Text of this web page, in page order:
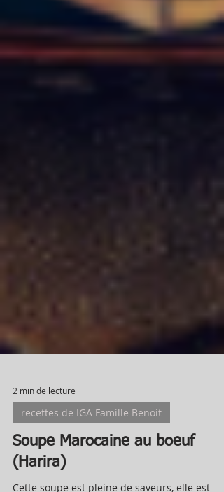
2 min de lecture
recettes de IGA Famille Benoit
Soupe Marocaine au boeuf